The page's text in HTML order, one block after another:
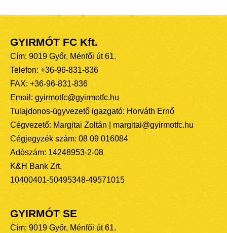
GYIRMÓT FC Kft.
Cím: 9019 Győr, Ménfői út 61.
Telefon: +36-96-831-836
FAX: +36-96-831-836
Email: gyirmotfc@gyirmotfc.hu
Tulajdonos-ügyvezető igazgató: Horváth Ernő
Cégvezető: Margitai Zoltán | margitai@gyirmotfc.hu
Cégjegyzék szám: 08 09 016084
Adószám: 14248953-2-08
K&H Bank Zrt.
10400401-50495348-49571015
GYIRMÓT SE
Cím: 9019 Győr, Ménfői út 61.